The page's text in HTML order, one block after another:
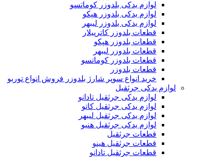
لوازم یدکی بلدوزر کوماتسو
لوازم یدکی بلدوزر هپکو
لوازم یدکی بلدوزر لیبهر
قطعات بلدوزر کاترپیلار
قطعات بلدوزر هپکو
قطعات بلدوزر لیبهر
قطعات بلدوزر کوماتسو
قطعات بلدوزر
خرید انواع سوپر شارژ بلدوزر فروش انواع توربو
لوازم یدکی جرثقیل
لوازم یدکی جرثقیل تادانو
لوازم یدکی جرثقیل کاتو
لوازم یدکی جرثقیل لیبهر
لوازم یدکی جرثقیل هنیو
قطعات جرثقیل
قطعات جرثقیل هینو
قطعات جرثقیل تادانو